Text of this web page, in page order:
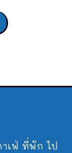
เฟ่ ที่พัก ไป